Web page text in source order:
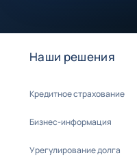
Наши решения
Кредитное страхование
Бизнес-информация
Урегулирование долга